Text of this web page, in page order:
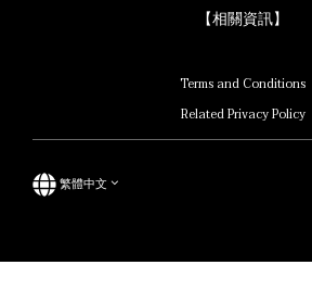
【相關資訊】
Terms and Conditions
Related Privacy Policy
繁體中文